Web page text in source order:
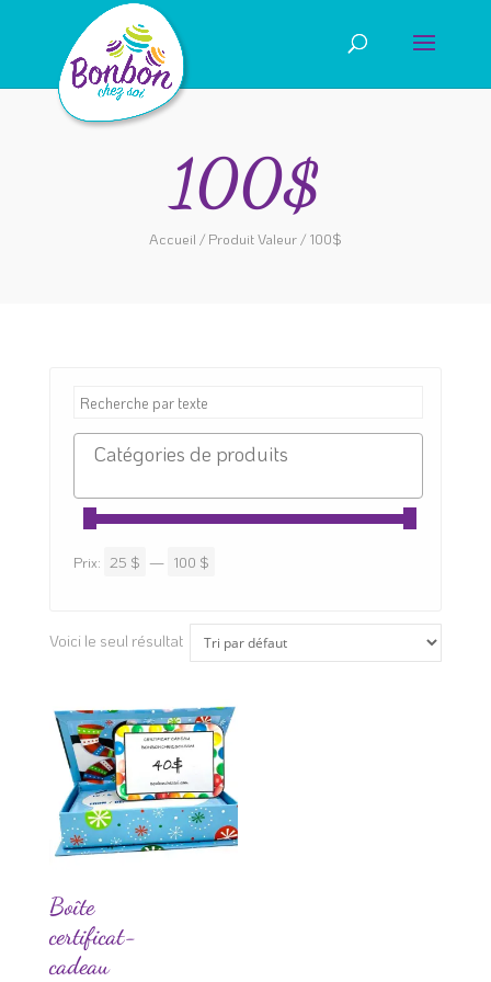
100$
Accueil / Produit Valeur / 100$
Prix: 25 $ — 100 $
Voici le seul résultat
Boîte
certificat-
cadeau